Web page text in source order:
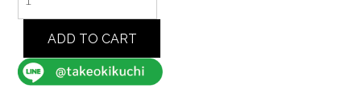
2WAY
STRETCH
SUCKER
PRINT
JACKET
(K8144999)
ADD TO CART